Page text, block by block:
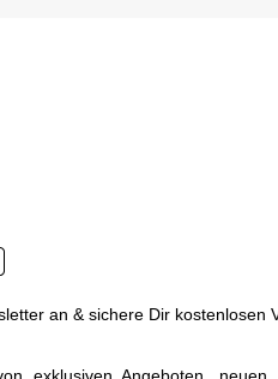
an & sichere Dir kostenlosen